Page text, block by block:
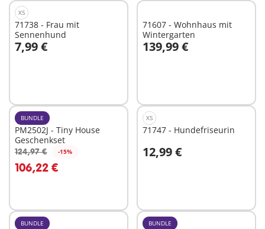
XS
71738 - Frau mit
Sennenhund
7,99 €
In den Warenkorb
71607 - Wohnhaus mit
Wintergarten
139,99 €
In den Warenkorb
BUNDLE
PM2502J - Tiny House
Geschenkset
124,97 € -15%
106,22 €
In den Warenkorb
XS
71747 - Hundefriseurin
12,99 €
In den Warenkorb
BUNDLE BUNDLE